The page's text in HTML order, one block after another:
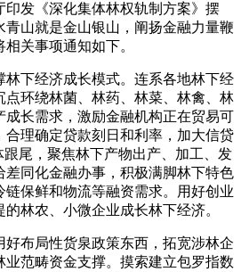
印发《深化集体林权轨制方案》摆
山就是金山银山，阐扬金融力量鞭
关事项通知如下。
下经济成长模式。连系各地林下经
点环绕林菌、林药、林菜、林禽、林
成长需求，激励金融机构正在贸易可
合理确定贷款刻日和利率，加大信贷
跟尾，聚焦林下产物出产、加工、发
差同化金融办事，积极满脚林下特色
链保鲜和物流等融资需求。用好创业
林农、小微企业成长林下经济。
布局性货泉政策东西，拓宽涉林企
业范畴资金支撑。摸索建立包罗指数